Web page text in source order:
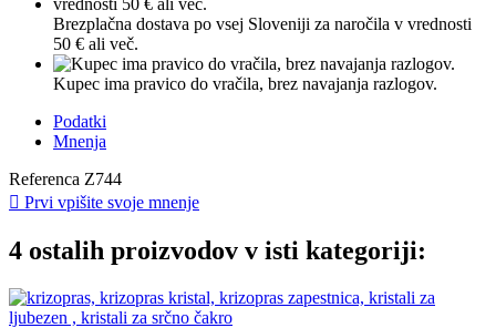
Brezplačna dostava po vsej Sloveniji za naročila v vrednosti
50 € ali več.
Kupec ima pravico do vračila, brez navajanja razlogov.
Podatki
Mnenja
Referenca Z744
 Prvi vpišite svoje mnenje
4 ostalih proizvodov v isti kategoriji: